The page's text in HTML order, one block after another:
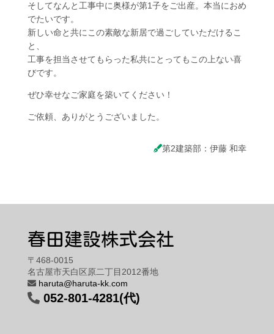
そしてなんと工事中に奥様が第1子をご出産。本当におめ
でたいです。
新しい命と共にこの素敵な新居で過ごしていただけるこ
と、
工事を担当させてもらった私共にとってもこの上ない喜
びです。
ぜひ幸せなご家庭を築いてください！
ご依頼、ありがとうございました。
第2建築部：伊藤 和幸
春田建設株式会社
〒468-0015
名古屋市天白区原二丁目2012番地
haruta@haruta-kk.com
052-801-4281(代)